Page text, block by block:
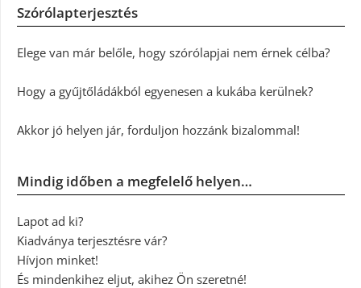
Szórólapterjesztés
Elege van már belőle, hogy szórólapjai nem érnek célba?
Hogy a gyűjtőládákból egyenesen a kukába kerülnek?
Akkor jó helyen jár, forduljon hozzánk bizalommal!
Mindig időben a megfelelő helyen…
Lapot ad ki?
Kiadványa terjesztésre vár?
Hívjon minket!
És mindenkihez eljut, akihez Ön szeretné!